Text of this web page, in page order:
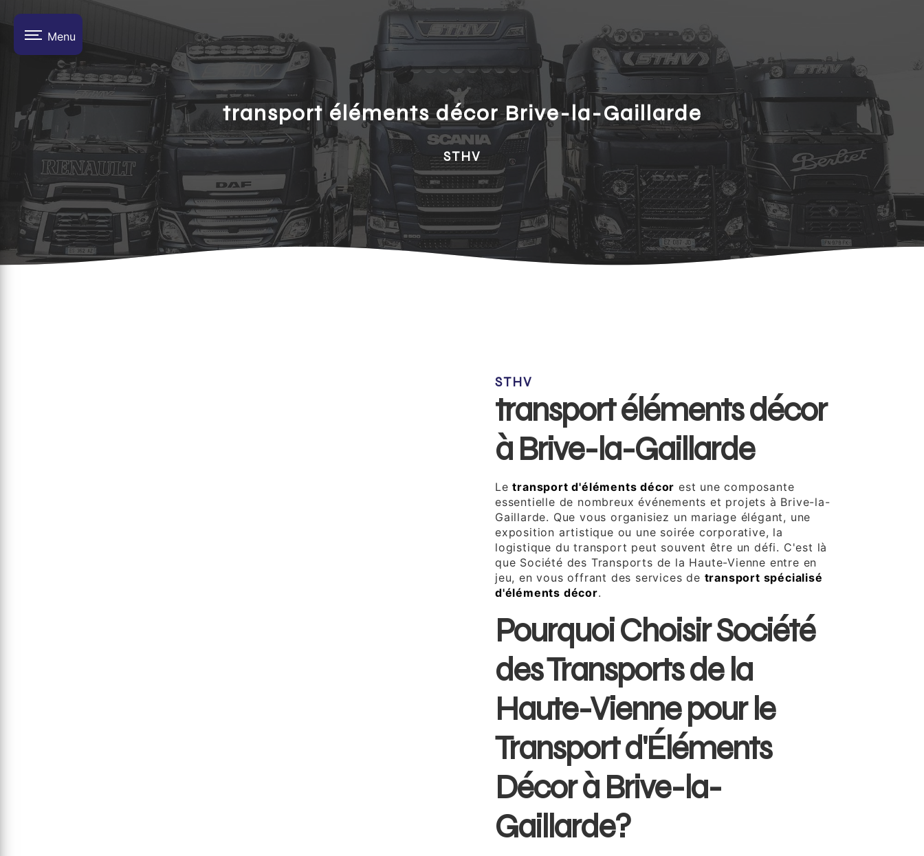
Menu
transport éléments décor Brive-la-Gaillarde
STHV
STHV
transport éléments décor
à Brive-la-Gaillarde
Letransport d'éléments décor est une composante
essentielle de nombreux événements et projets à Brive-la-
Gaillarde. Que vous organisiez un mariage élégant, une
exposition artistique ou une soirée corporative, la
logistique du transport peut souvent être un défi. C'est là
que Société des Transports de la Haute-Vienne entre en
jeu, en vous offrant des services de transport spécialisé
d'éléments décor.
Pourquoi Choisir Société
des Transports de la
Haute-Vienne pour le
Transport d'Éléments
Décor à Brive-la-
Gaillarde?
Panneau de gestion des cookies